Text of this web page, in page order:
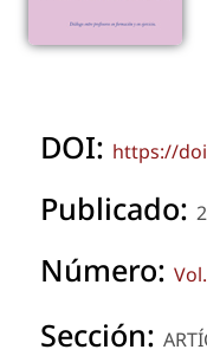
DOI: https://
Publicado:
Número:
Sección: